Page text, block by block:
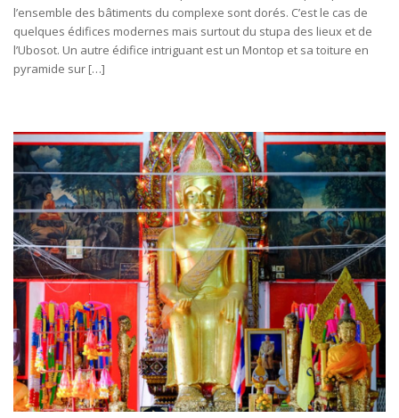
l’ensemble des bâtiments du complexe sont dorés. C’est le cas de
quelques édifices modernes mais surtout du stupa des lieux et de
l’Ubosot. Un autre édifice intriguant est un Montop et sa toiture en
pyramide sur […]